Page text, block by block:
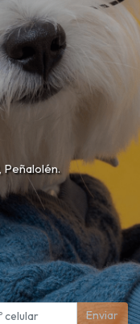
Peñalolén.
Enviar